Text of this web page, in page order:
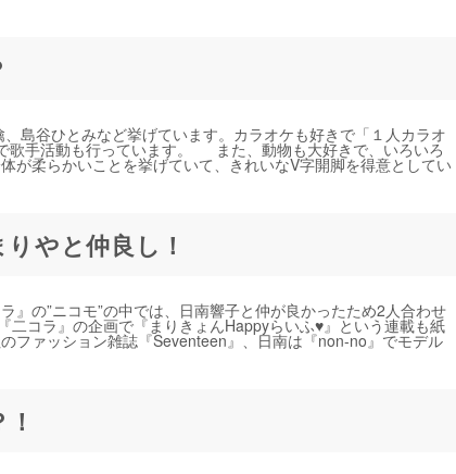
島谷ひとみなど挙げています。カラオケも好きで「１人カラオ
歌手活動も行っています。 また、動物も大好きで、いろいろ
が柔らかいことを挙げていて、きれいなV字開脚を得意としてい
やと仲良し！
の”ニコモ”の中では、日南響子と仲が良かったため2人合わせ
二コラ』の企画で『まりきょんHappyらいふ♥』という連載も紙
ファッション雑誌『Seventeen』、日南は『non-no』でモデル